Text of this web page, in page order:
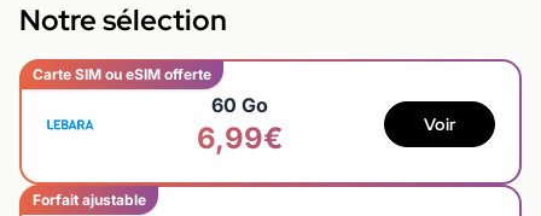
Notre sélection
Carte SIM ou eSIM offerte
60 Go
6,99€ Voir
Forfait ajustable